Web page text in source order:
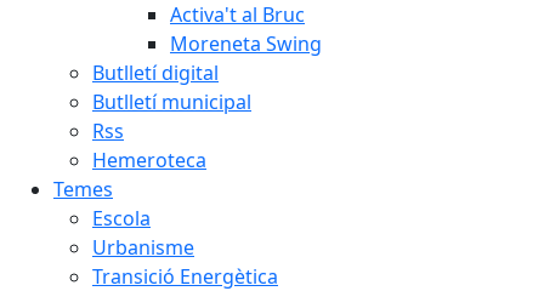
Activa't al Bruc
Moreneta Swing
Butlletí digital
Butlletí municipal
Rss
Hemeroteca
Temes
Escola
Urbanisme
Transició Energètica